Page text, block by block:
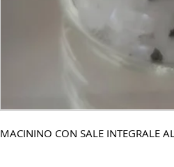
MACININO CON SALE INTEGRALE